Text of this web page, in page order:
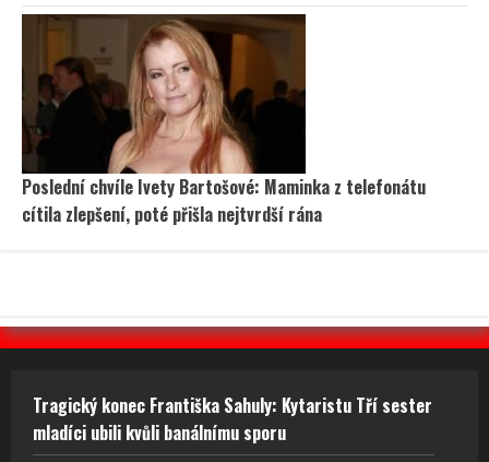
Poslední chvíle Ivety Bartošové: Maminka z telefonátu
cítila zlepšení, poté přišla nejtvrdší rána
Tragický konec Františka Sahuly: Kytaristu Tří sester
mladíci ubili kvůli banálnímu sporu